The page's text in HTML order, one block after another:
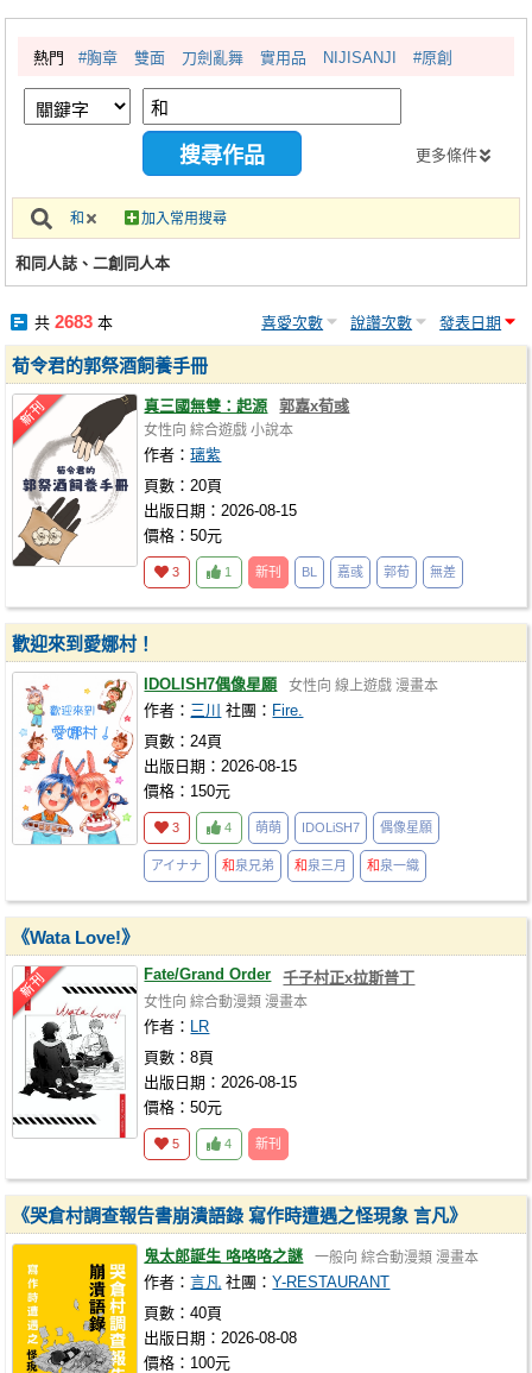
繪圖藝廊
交流中心
攤位轉讓區
會員中心
註冊會員
熱門 #胸章 雙面 刀劍亂舞 實用品 NIJISANJI #原創
更多條件
和 加入常用搜尋
和同人誌、二創同人本
共 2683本 喜愛次數 說讚次數 發表日期
荀令君的郭祭酒飼養手冊
真三國無雙：起源 郭嘉x荀彧
女性向 綜合遊戲 小說本
作者：璃紫
頁數：20頁
出版日期：2026-08-15
價格：50元
3 1 新刊 BL 嘉彧 郭荀 無差
歡迎來到愛娜村！
IDOLISH7偶像星願 女性向 線上遊戲 漫畫本
作者： 三川 社團： Fire.
頁數：24頁
出版日期：2026-08-15
價格：150元
3 4 萌萌 IDOLiSH7 偶像星願
アイナナ 和泉兄弟 和泉三月 和泉一織
《Wata Love!》
Fate/Grand Order 千子村正x拉斯普丁
女性向 綜合動漫類 漫畫本
作者： LR
頁數：8頁
出版日期：2026-08-15
價格：50元
5 4 新刊
《哭倉村調查報告書崩潰語錄 寫作時遭遇之怪現象 言凡》
鬼太郎誕生 咯咯咯之謎 一般向 綜合動漫類 漫畫本
作者：言凡 社團：Y-RESTAURANT
頁數：40頁
出版日期：2026-08-08
價格：100元